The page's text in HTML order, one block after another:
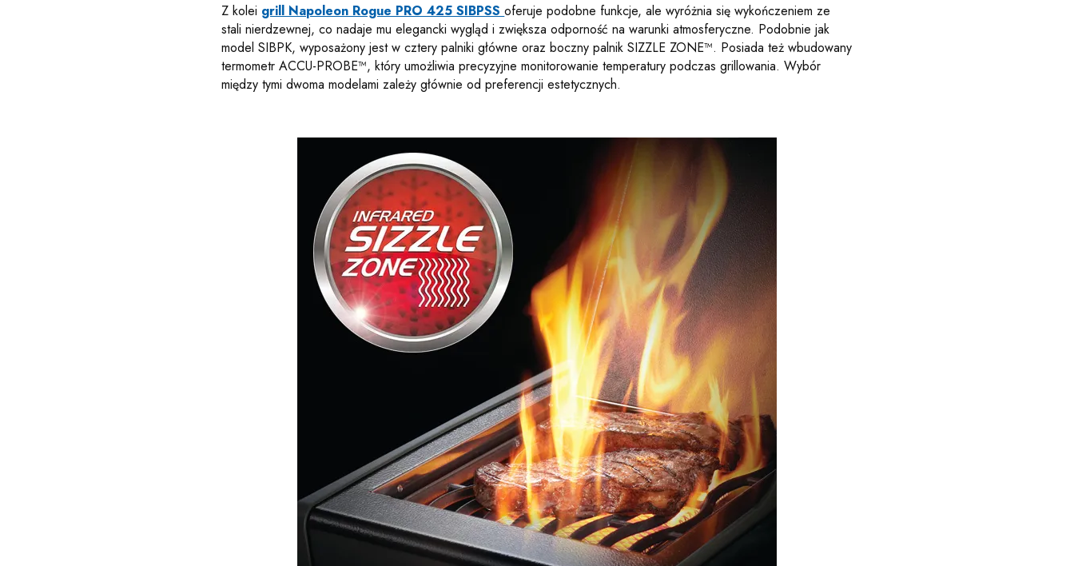
Z kolei grill Napoleon Rogue PRO 425 SIBPSSoferuje podobne funkcje, ale wyróżnia się wykończeniem ze
stali nierdzewnej, co nadaje mu elegancki wygląd i zwiększa odporność na warunki atmosferyczne. Podobnie jak
model SIBPK, wyposażony jest w cztery palniki główne oraz boczny palnik SIZZLE ZONE™. Posiada też wbudowany
termometr ACCU-PROBE™, który umożliwia precyzyjne monitorowanie temperatury podczas grillowania. Wybór
między tymi dwoma modelami zależy głównie od preferencji estetycznych.